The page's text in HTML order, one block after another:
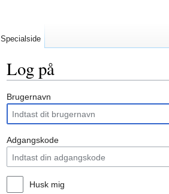
Log på
Brugernavn
Adgangskode
Husk mig
Specialside